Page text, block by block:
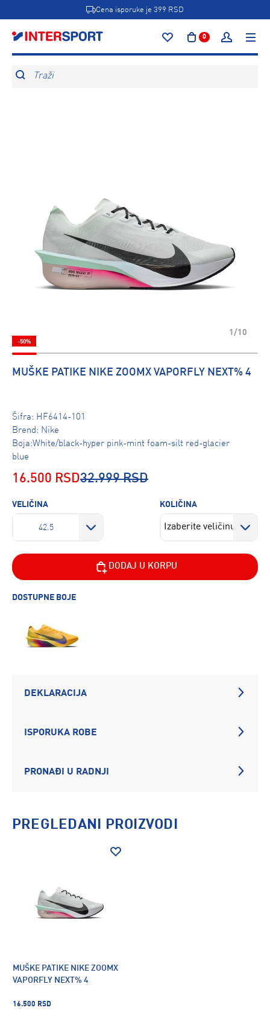
Cena isporuke je 399 RSD
0
Traži
1/10
-50%
MUŠKE PATIKE NIKE ZOOMX VAPORFLY NEXT% 4
Šifra: HF6414-101
Brend: Nike
Boja:White/black-hyper pink-mint foam-silt red-glacier
blue
16.500 RSD32.999 RSD
VELIČINA
42.5
KOLIČINA
DODAJ U KORPU
DOSTUPNE BOJE
DEKLARACIJA
ISPORUKA ROBE
PRONAĐI U RADNJI
PREGLEDANI PROIZVODI
MUŠKE PATIKE NIKE ZOOMX
VAPORFLY NEXT% 4
16.500 RSD